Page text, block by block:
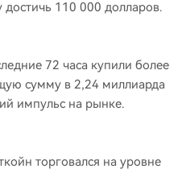
110 000 долларов.
72 часа купили более
сумму в 2,24 миллиарда
импульс на рынке.
торговался на уровне